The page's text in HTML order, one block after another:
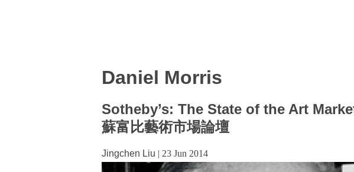
Daniel Morris
Sotheby’s: The State of the Art
蘇富比藝術市場論壇
Jingchen Liu | 23 Jun 2014